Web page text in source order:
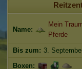
Name:
Mein
Pferde
Bis zum: 3.
Boxen: